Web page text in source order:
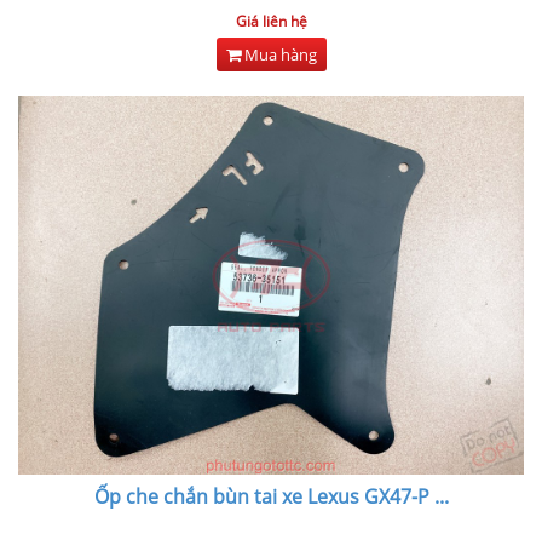
Giá liên hệ
Mua hàng
Ốp che chắn bùn tai xe Lexus GX47-P...